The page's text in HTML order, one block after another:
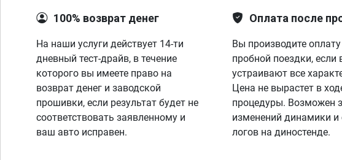
100% возврат денег
На наши услуги действует 14-ти
дневный тест-драйв, в течение
которого вы имеете право на
возврат денег и заводской
прошивки, если результат будет не
соответствовать заявленному и
ваш авто исправен.
Оплата после
Вы производите
пробной поездки, если
устраивают все
Цена не вырастет в
процедуры. Возможен
изменений динамики и
логов на диностенде.